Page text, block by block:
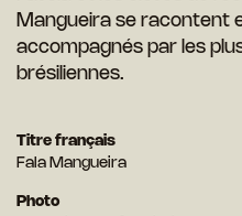
Mangueira se racontent
accompagnés par les
brésiliennes.
Titre français
Fala Mangueira
Photo